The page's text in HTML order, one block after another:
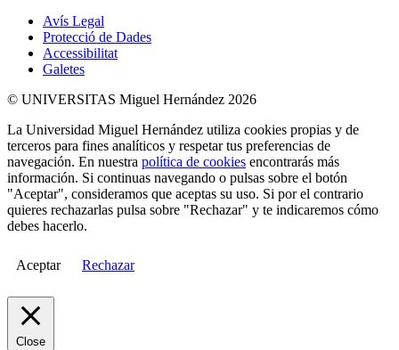
Avís Legal
Protecció de Dades
Accessibilitat
Galetes
© UNIVERSITAS Miguel Hernández 2026
La Universidad Miguel Hernández utiliza cookies propias y de
terceros para fines analíticos y respetar tus preferencias de
navegación. En nuestra política de cookies encontrarás más
información. Si continuas navegando o pulsas sobre el botón
"Aceptar", consideramos que aceptas su uso. Si por el contrario
quieres rechazarlas pulsa sobre "Rechazar" y te indicaremos cómo
debes hacerlo.
Aceptar Rechazar
Close